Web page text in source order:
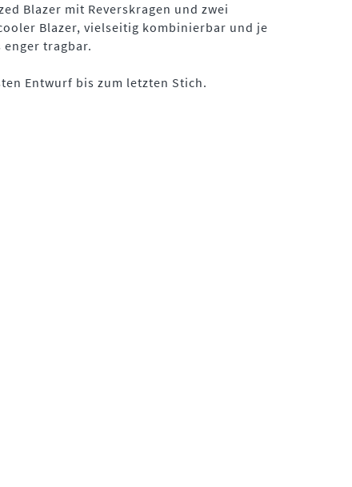
Blazer mit Reverskragen und zwei
Blazer, vielseitig kombinierbar und je
enger tragbar.
Entwurf bis zum letzten Stich.